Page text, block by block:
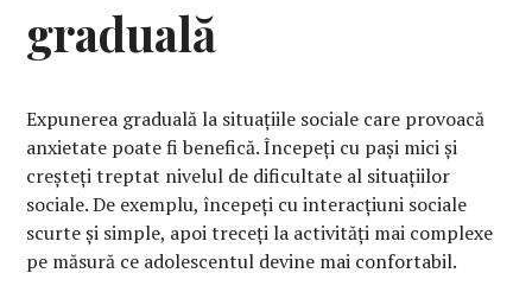
graduală
Expunerea graduală la situațiile sociale care provoacă
anxietate poate fi benefică. Începeți cu pași mici și
creșteți treptat nivelul de dificultate al situațiilor
sociale. De exemplu, începeți cu interacțiuni sociale
scurte și simple, apoi treceți la activități mai complexe
pe măsură ce adolescentul devine mai confortabil.